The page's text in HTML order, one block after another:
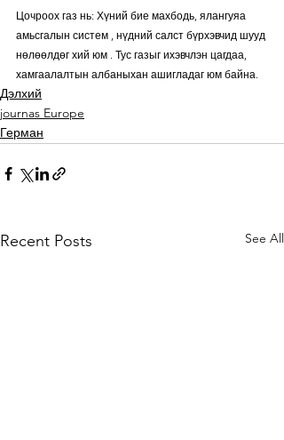
Цочроох газ нь: Хүний бие махбодь, ялангуяа
амьсгалын систем , нүдний салст бүрхэвчид шууд
нөлөөлдөг хий юм . Тус газыг ихэвчлэн цагдаа,
хамгаалалтын албаныхан ашигладаг юм байна.
Дэлхий
journas Europe
Герман
Recent Posts See All